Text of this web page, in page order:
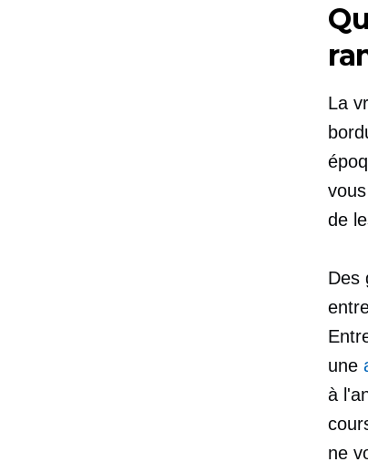
La
de
Des
une
à
ne